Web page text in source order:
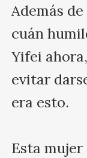
Además
cuán
Yifei
evitar
era esto.
Esta